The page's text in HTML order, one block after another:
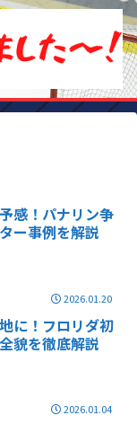
感！パナリン争
ー事例を解説
2026.01.20
に！フロリダ初
貌を徹底解説
2026.01.04